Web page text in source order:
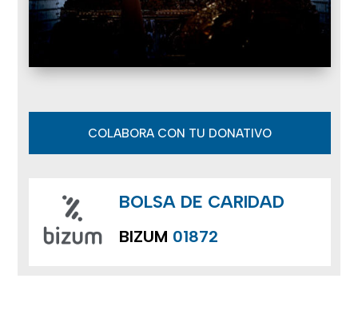
COLABORA CON TU DONATIVO
BOLSA DE CARIDAD
BIZUM 01872